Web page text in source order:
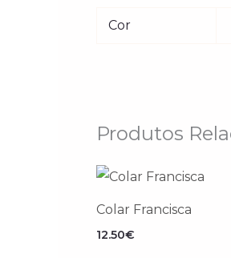
Cor
Produtos
Colar Francisca
12.50€